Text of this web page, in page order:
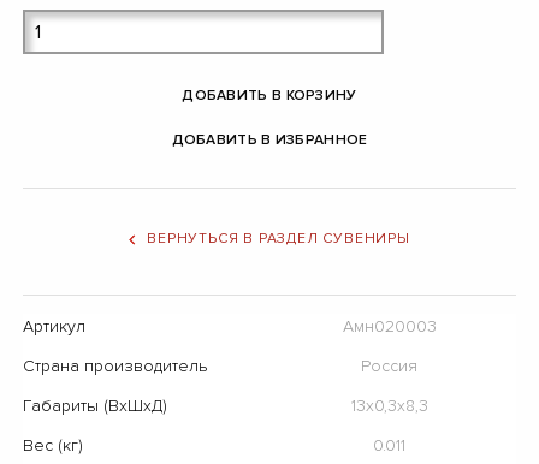
ДОБАВИТЬ В КОРЗИНУ
ДОБАВИТЬ В ИЗБРАННОЕ
ВЕРНУТЬСЯ В РАЗДЕЛ СУВЕНИРЫ
Артикул
Амн020003
Страна производитель
Россия
Габариты (ВхШхД)
13х0,3х8,3
Вес (кг)
0.011